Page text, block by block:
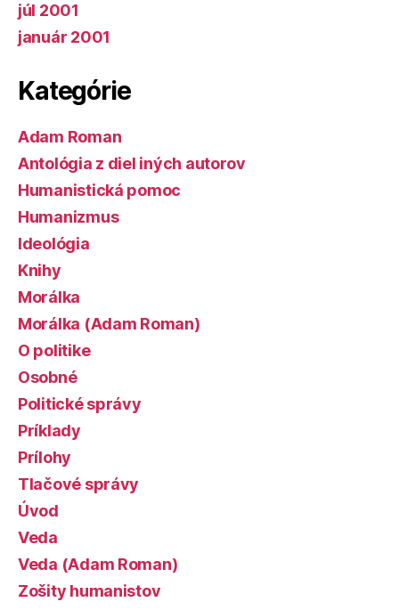
júl 2001
január 2001
Kategórie
Adam Roman
Antológia z diel iných autorov
Humanistická pomoc
Humanizmus
Ideológia
Knihy
Morálka
Morálka (Adam Roman)
O politike
Osobné
Politické správy
Príklady
Prílohy
Tlačové správy
Úvod
Veda
Veda (Adam Roman)
Zošity humanistov